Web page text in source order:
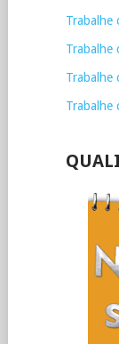
Trabalhe
Trabalhe
Trabalhe
Trabalhe